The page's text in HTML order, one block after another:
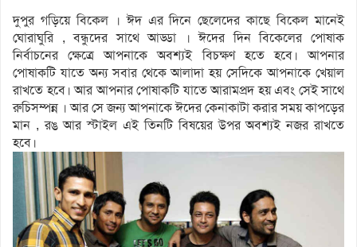
দুপুর গড়িয়ে বিকেল । ঈদ এর দিনে ছেলেদের কাছে বিকেল মানেই
ঘোরাঘুরি , বন্ধুদের সাথে আড্ডা । ঈদের দিন বিকেলের পোষাক
নির্বাচনের ক্ষেত্রে আপনাকে অবশ্যই বিচক্ষণ হতে হবে। আপনার
পোষাকটি যাতে অন্য সবার থেকে আলাদা হয় সেদিকে আপনাকে খেয়াল
রাখতে হবে। আর আপনার পোষাকটি যাতে আরামপ্রদ হয় এবং সেই সাথে
রুচিসম্পন্ন । আর সে জন্য আপনাকে ঈদের কেনাকাটা করার সময় কাপড়ের
মান , রঙ আর স্টাইল এই তিনটি বিষয়ের উপর অবশ্যই নজর রাখতে
হবে।